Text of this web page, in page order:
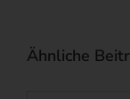
Ähnliche